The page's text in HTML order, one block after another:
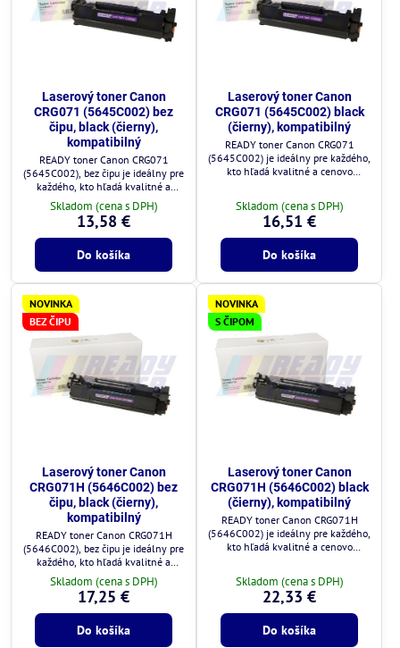
Laserový toner Canon
CRG071 (5645C002) bez
čipu, black (čierny),
kompatibilný
READY toner Canon CRG071
(5645C002), bez čipu je ideálny pre
každého, kto hľadá kvalitné a
cenovo výhodné riešenie.
Skladom (cena s DPH)
13,58 €
Do košíka
Laserový toner Canon
CRG071 (5645C002) black
(čierny), kompatibilný
READY toner Canon CRG071
(5645C002) je ideálny pre každého,
kto hľadá kvalitné a cenovo
Skladom (cena s DPH)
16,51 €
Do košíka
NOVINKA
BEZ ČIPU
Laserový toner Canon
CRG071H (5646C002) bez
čipu, black (čierny),
kompatibilný
READY toner Canon CRG071H
(5646C002), bez čipu je ideálny pre
každého, kto hľadá kvalitné a
cenovo výhodné riešenie.
Skladom (cena s DPH)
17,25 €
Do košíka
NOVINKA
S ČIPOM
Laserový toner Canon
CRG071H (5646C002) black
(čierny), kompatibilný
READY toner Canon CRG071H
(5646C002) je ideálny pre každého,
kto hľadá kvalitné a cenovo
Skladom (cena s DPH)
22,33 €
Do košíka